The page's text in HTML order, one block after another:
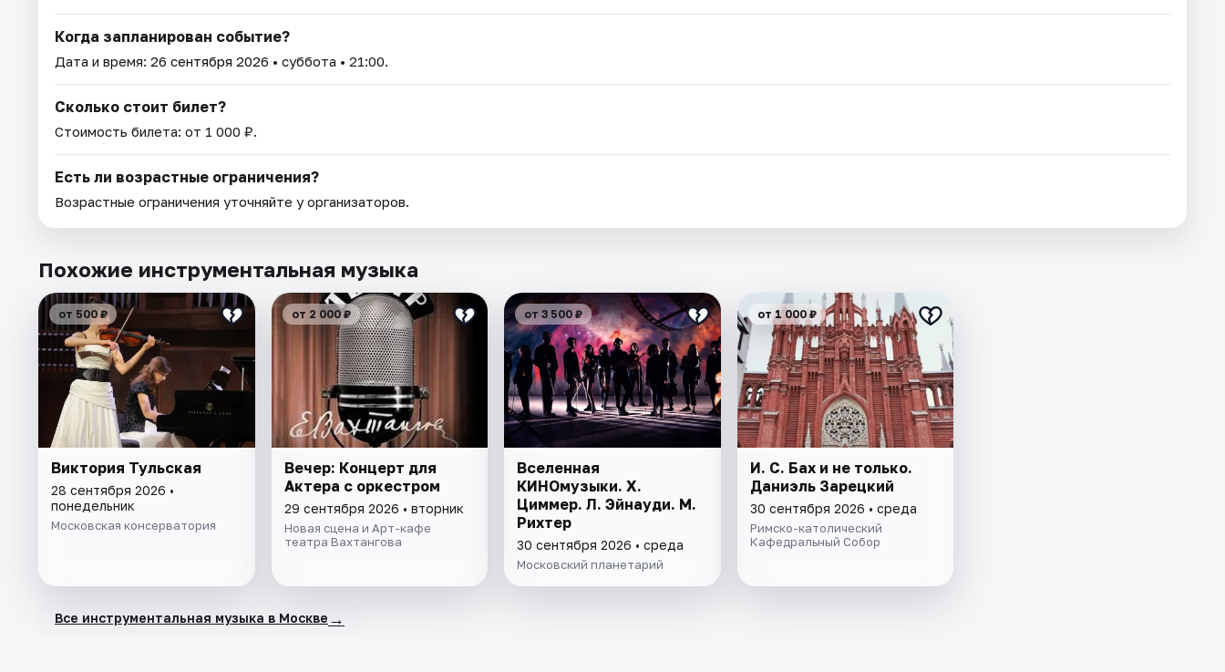
Когда запланирован событие?
Дата и время: 26 сентября 2026 • суббота • 21:00.
Сколько стоит билет?
Стоимость билета: от 1 000 ₽.
Есть ли возрастные ограничения?
Возрастные ограничения уточняйте у организаторов.
Похожие инструментальная музыка
от 500 ₽
Виктория Тульская
28 сентября 2026 •
понедельник
Московская консерватория
от 2 000 ₽
Вечер: Концерт для
Актера с оркестром
29 сентября 2026 • вторник
Новая сцена и Арт-кафе
театра Вахтангова
от 3 500 ₽
Вселенная
КИНОмузыки. Х.
Циммер. Л. Эйнауди. М.
Рихтер
30 сентября 2026 • среда
Московский планетарий
от 1 000 ₽
И. С. Бах и не только.
Даниэль Зарецкий
30 сентября 2026 • среда
Римско-католический
Кафедральный Собор
Все инструментальная музыка в Москве →